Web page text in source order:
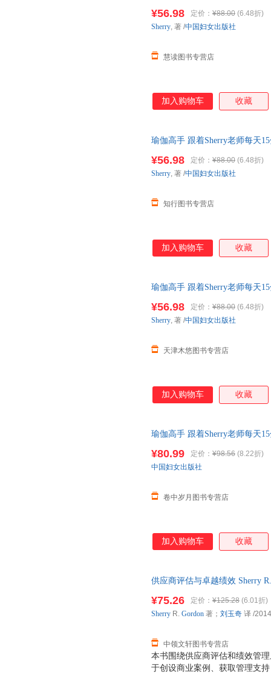
¥56.98 定价： ¥88.00 (6.48折)
慧读图书专营店
Sherry, 著 /中国妇女出版社
加入购物车 收藏
瑜伽高手 跟着Sherry老师每天
¥56.98 定价： ¥88.00 (6.48折)
知行图书专营店
Sherry, 著 /中国妇女出版社
加入购物车 收藏
瑜伽高手 跟着Sherry老师每天
¥56.98 定价： ¥88.00 (6.48折)
天津木悠图书专营店
Sherry, 著 /中国妇女出版社
加入购物车 收藏
瑜伽高手 跟着Sherry老师每天
¥80.99 定价： ¥98.56 (8.22折)
卷中岁月图书专营店
中国妇女出版社
加入购物车 收藏
供应商评估与卓越绩效 Sherry
本书围绕供应商评估和绩效管
于创设商业案例、获取管理支
¥75.26 定价： ¥125.28 (6.01折)
中领文轩图书专营店
Sherry R. Gordon 著； 刘玉奇 译 /